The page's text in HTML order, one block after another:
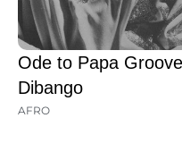
Ode to Papa
Dibango
AFRO